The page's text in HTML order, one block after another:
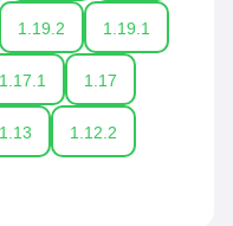
1.19.2 1.19.1
1.17.1 1.17
1.13 1.12.2